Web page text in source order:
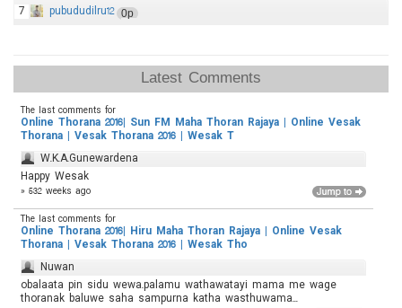
7 pubududilru12 0p
Latest Comments
The last comments for
Online Thorana 2016| Sun FM Maha Thoran Rajaya | Online Vesak
Thorana | Vesak Thorana 2016 | Wesak T
W.K.A.Gunewardena
Happy Wesak
» 532 weeks ago
The last comments for
Online Thorana 2016| Hiru Maha Thoran Rajaya | Online Vesak
Thorana | Vesak Thorana 2016 | Wesak Tho
Nuwan
obalaata pin sidu wewa.palamu wathawatayi mama me wage
thoranak baluwe saha sampurna katha wasthuwama...